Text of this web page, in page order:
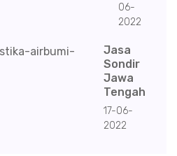
06-
2022
Jasa
Sondir
Jawa
Tengah
17-06-
2022